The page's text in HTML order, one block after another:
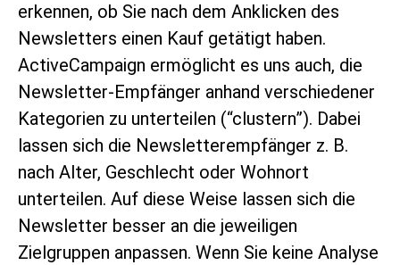
erkennen, ob Sie nach dem Anklicken des
Newsletters einen Kauf getätigt haben.
ActiveCampaign ermöglicht es uns auch, die
Newsletter-Empfänger anhand verschiedener
Kategorien zu unterteilen (“clustern”). Dabei
lassen sich die Newsletterempfänger z. B.
nach Alter, Geschlecht oder Wohnort
unterteilen. Auf diese Weise lassen sich die
Newsletter besser an die jeweiligen
Zielgruppen anpassen. Wenn Sie keine Analyse